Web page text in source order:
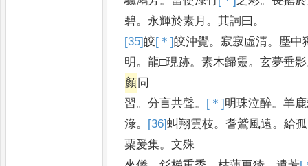
碧。 永輝於素月 。其詞曰 。
[35]皎[＊]皎沖覺。寂寂虛清。 塵中
明。龍□現跡。素木歸靈。玄夢垂影
顏 同
習。分言共聲。 [＊] 明珠泣醉。羊
淥。 [36]虯翔雲枝。耆鷲風遠。給孤
粟爰集。文殊